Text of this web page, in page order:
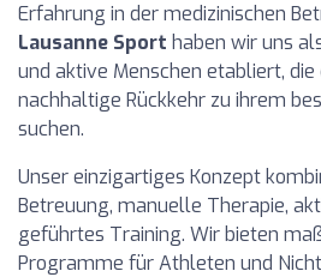
Erfahrung in der medizinischen
Lausanne Sport haben wir uns
und aktive Menschen etabliert,
nachhaltige Rückkehr zu ihrem
suchen.
Unser einzigartiges Konzept
Betreuung, manuelle Therapie,
geführtes Training. Wir bieten
Programme für Athleten und